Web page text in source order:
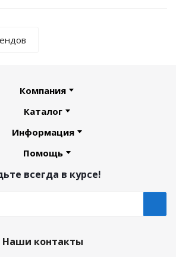
Компания
Каталог
Информация
Помощь
всегда в курсе!
Наши контакты